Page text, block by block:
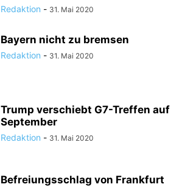
Redaktion - 31. Mai 2020
Bayern nicht zu bremsen
Redaktion - 31. Mai 2020
Trump verschiebt G7-Treffen auf
September
Redaktion - 31. Mai 2020
Befreiungsschlag von Frankfurt